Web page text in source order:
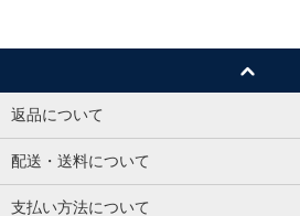
返品について
配送・送料について
支払い方法について